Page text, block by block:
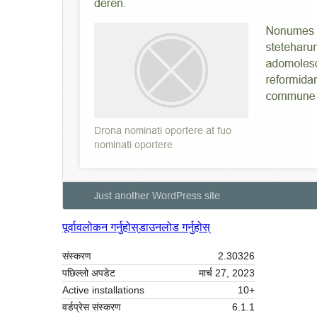
पूर्वावलोकन गर्नुहोस्डाउनलोड गर्नुहोस्
संस्करण
2.30326
पछिल्लो अपडेट
मार्च 27, 2023
Active installations
10+
वर्डप्रेस संस्करण
6.1.1